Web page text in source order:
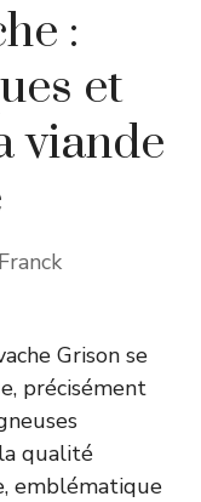
:
et
viande
Franck
Grison se
précisément
qualité
emblématique